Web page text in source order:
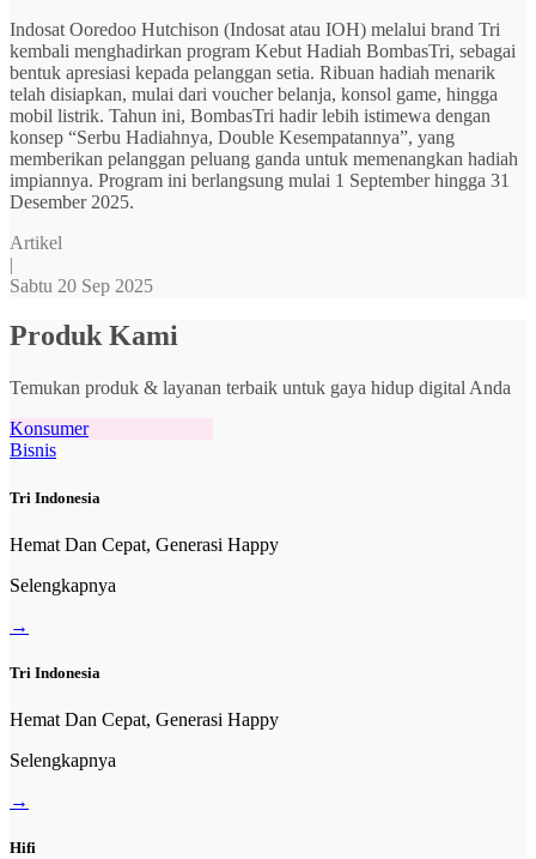
Indosat Ooredoo Hutchison (Indosat atau IOH) melalui brand Tri
kembali menghadirkan program Kebut Hadiah BombasTri, sebagai
bentuk apresiasi kepada pelanggan setia. Ribuan hadiah menarik
telah disiapkan, mulai dari voucher belanja, konsol game, hingga
mobil listrik. Tahun ini, BombasTri hadir lebih istimewa dengan
konsep “Serbu Hadiahnya, Double Kesempatannya”, yang
memberikan pelanggan peluang ganda untuk memenangkan hadiah
impiannya. Program ini berlangsung mulai 1 September hingga 31
Desember 2025.
Artikel
|
Sabtu 20 Sep 2025
Produk Kami
Temukan produk & layanan terbaik untuk gaya hidup digital Anda
Konsumer
Bisnis
Tri Indonesia
Hemat Dan Cepat, Generasi Happy
Selengkapnya
→
Tri Indonesia
Hemat Dan Cepat, Generasi Happy
Selengkapnya
→
Hifi